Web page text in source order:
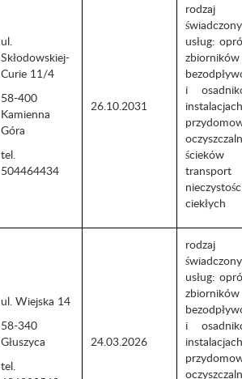
ul.
Skłodowskiej-
Curie 11/4
58-400
Kamienna
Góra
tel.
504464434
26.10.2031
rodzaj
usług:
zbiorników
i
instalacjach
transport
ciekłych
ul. Wiejska 14
58-340
Głuszyca
tel.
24.03.2026
rodzaj
usług:
zbiorników
i
instalacjach